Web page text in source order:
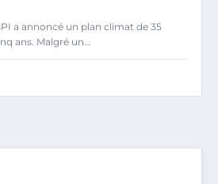
a annoncé un plan climat de 35
ans. Malgré un…